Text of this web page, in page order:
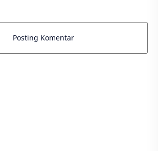
Posting Komentar